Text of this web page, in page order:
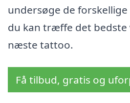
undersøge de forskellige
du kan træffe det bedste
næste tattoo.
Få tilbud, gratis og